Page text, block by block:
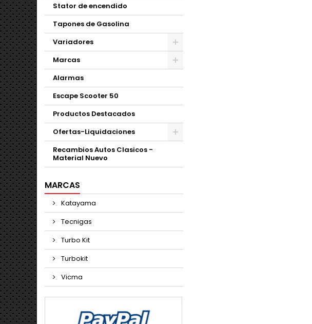
Stator de encendido
Tapones de Gasolina
Variadores
Marcas
Alarmas
Escape Scooter 50
Productos Destacados
Ofertas-Liquidaciones
Recambios Autos Clasicos -
Material Nuevo
MARCAS
Katayama
Tecnigas
Turbo Kit
Turbokit
Vicma